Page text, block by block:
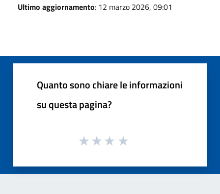
Ultimo aggiornamento: 12 marzo 2026, 09:01
Quanto sono chiare le informazioni
su questa pagina?